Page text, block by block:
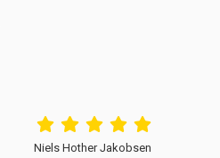
Niels Hother Jakobsen